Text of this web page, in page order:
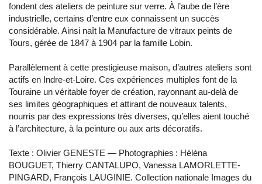
fondent des ateliers de peinture sur verre. À l’aube de l’ère
industrielle, certains d’entre eux connaissent un succès
considérable. Ainsi naît la Manufacture de vitraux peints de
Tours, gérée de 1847 à 1904 par la famille Lobin.
Parallèlement à cette prestigieuse maison, d’autres ateliers sont
actifs en Indre-et-Loire. Ces expériences multiples font de la
Touraine un véritable foyer de création, rayonnant au-delà de
ses limites géographiques et attirant de nouveaux talents,
nourris par des expressions très diverses, qu’elles aient touché
à l’architecture, à la peinture ou aux arts décoratifs.
Texte : Olivier GENESTE — Photographies : Hélèna
BOUGUET, Thierry CANTALUPO, Vanessa LAMORLETTE-
PINGARD, François LAUGINIE. Collection nationale Images du